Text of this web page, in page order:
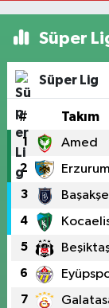
Süper
Süper Lig
# Takım
1 Amed
2
3
4
5
6
7